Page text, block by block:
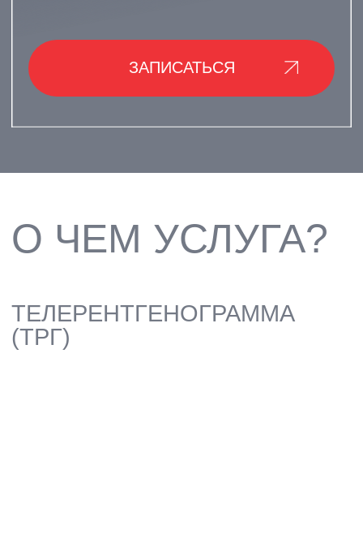
ЭТО СТАНДАРТИЗИРОВАННЫЙ
РЕНТГЕНОВСКИЙ СНИМОК ГОЛОВЫ,
ИСПОЛЬЗУЕМЫЙ ДЛЯ ИЗМЕРЕНИЯ И
АНАЛИЗА КОСТНЫХ И МЯГКИХ